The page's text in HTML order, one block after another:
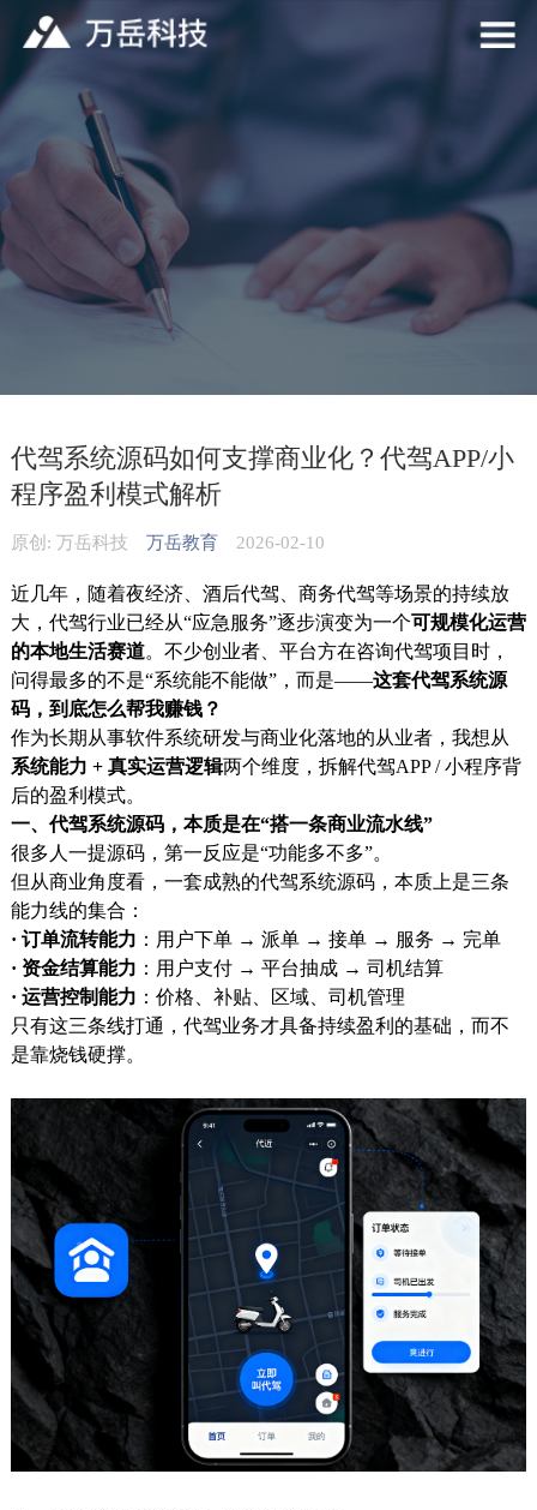
代驾系统源码如何支撑商业化？代驾APP/小
程序盈利模式解析
原创: 万岳科技 万岳教育2026-02-10
近几年，随着夜经济、酒后代驾、商务代驾等场景的持续放
大，代驾行业已经从“应急服务”逐步演变为一个可规模化运营
的本地生活赛道。不少创业者、平台方在咨询代驾项目时，
问得最多的不是“系统能不能做”，而是——这套代驾系统源
码，到底怎么帮我赚钱？
作为长期从事软件系统研发与商业化落地的从业者，我想从
系统能力 + 真实运营逻辑两个维度，拆解代驾APP / 小程序背
后的盈利模式。
一、代驾系统源码，本质是在“搭一条商业流水线”
很多人一提源码，第一反应是“功能多不多”。
但从商业角度看，一套成熟的代驾系统源码，本质上是三条
能力线的集合：
· 订单流转能力 ：用户下单 → 派单 → 接单 → 服务 → 完单
· 资金结算能力 ：用户支付 → 平台抽成 → 司机结算
· 运营控制能力 ：价格、补贴、区域、司机管理
只有这三条线打通，代驾业务才具备持续盈利的基础，而不
是靠烧钱硬撑。